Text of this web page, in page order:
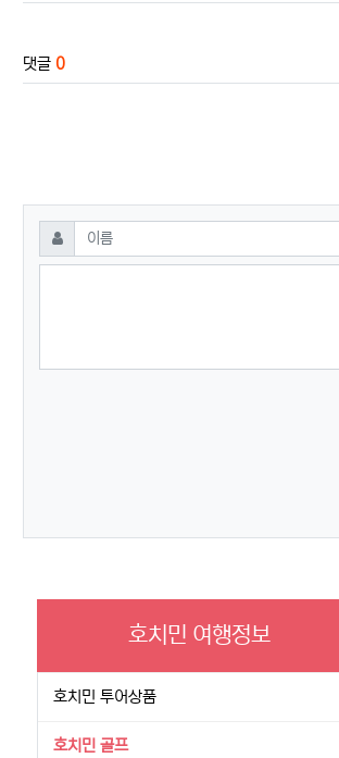
댓글 0
댓글쓰기
이름 필수
호치민 여행정보
호치민 투어상품
호치민 골프